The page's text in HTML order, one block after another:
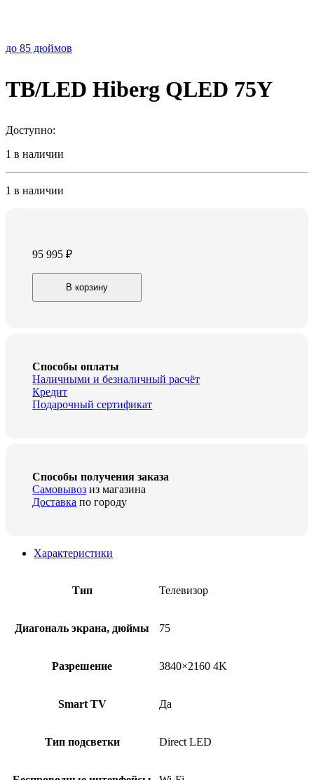
до 85 дюймов
TB/LED Hiberg QLED 75Y
Доступно:
1 в наличии
1 в наличии
95 995₽
TB/LED
QLED
В корзину
Способы оплаты
Наличными и безналичный расчёт
Кредит
Подарочный сертификат
Способы получения заказа
Самовывоз из магазина
Доставка по городу
Характеристики
Тип Телевизор
Диагональ экрана, дюймы 75
Разрешение 3840×2160 4K
Smart TV Да
Тип подсветки Direct LED